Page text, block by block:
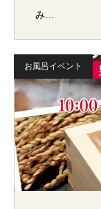
み…
お風呂イベント